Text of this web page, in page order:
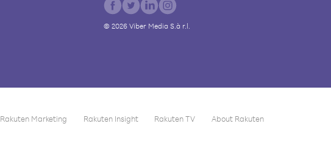
© 2026 Viber Media S.à r.l.
Rakuten Marketing Rakuten Insight Rakuten TV About Rakuten